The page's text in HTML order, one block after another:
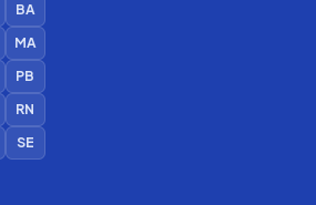
BA
MA
PB
RN
SE